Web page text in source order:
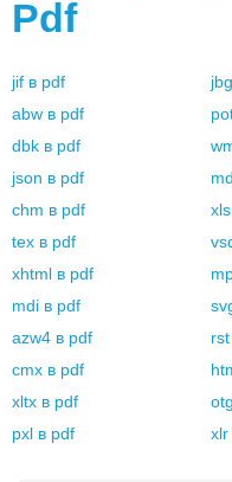
Pdf
jif в pdf jbg
abw в pdf
dbk в pdf
json в pdf md
chm в pdf
tex в pdf
xhtml в pdf
mdi в pdf
azw4 в pdf rst
cmx в pdf
xltx в pdf otg
pxl в pdf xlr